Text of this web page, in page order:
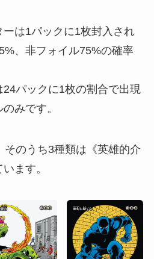
は1パックに1枚封入され
、非フォイル75%の確率
パックに1枚の割合で出現
みです。
そのうち3種類は《英雄的介
ます。